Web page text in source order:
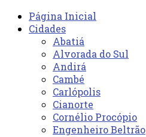
Página Inicial
Cidades
Abatiá
Alvorada do Sul
Andirá
Cambé
Carlópolis
Cianorte
Cornélio Procópio
Engenheiro Beltrão